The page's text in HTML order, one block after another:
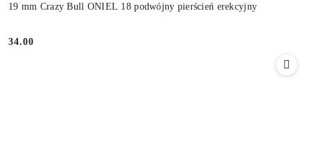
19 mm Crazy Bull ONIEL 18 podwójny pierścień erekcyjny
Cena:
34.00